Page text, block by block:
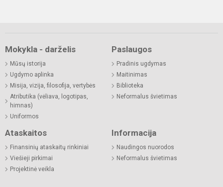
Mokykla - darželis
Mūsų istorija
Ugdymo aplinka
Misija, vizija, filosofija, vertybės
Atributika (vėliava, logotipas,
himnas)
Uniformos
Paslaugos
Pradinis ugdymas
Maitinimas
Biblioteka
Neformalus švietimas
Ataskaitos
Finansinių ataskaitų rinkiniai
Viešieji pirkimai
Projektinė veikla
Informacija
Naudingos nuorodos
Neformalus švietimas